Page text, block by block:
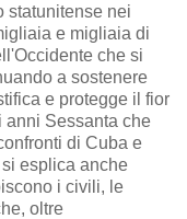
statunitense nei
e migliaia di
che si
a sostenere
e protegge il fior
anni Sessanta che
di Cuba e
esplica anche
i civili, le
oltre